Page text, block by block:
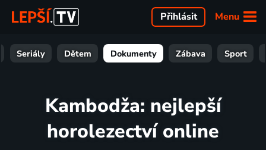
Menu
Přihlásit
Seriály Dětem Dokumenty Zábava Sport
Kambodža: nejlepší
horolezectví online